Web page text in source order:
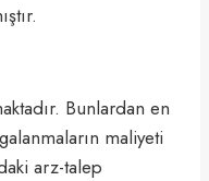
Bunlardan en
maliyeti
arz-talep